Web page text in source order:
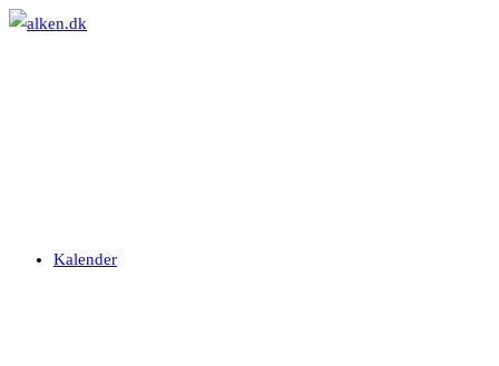
Skip
Kalender